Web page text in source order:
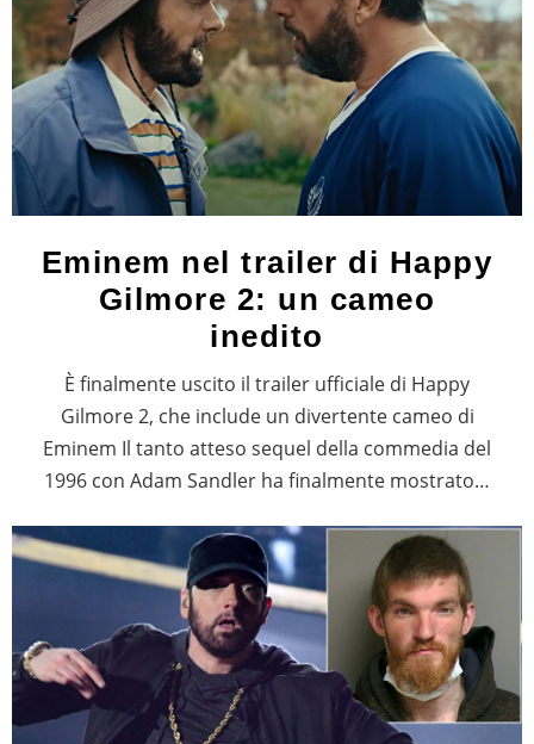
Eminem nel trailer di Happy
Gilmore 2: un cameo
inedito
È finalmente uscito il trailer ufficiale di Happy
Gilmore 2, che include un divertente cameo di
Eminem Il tanto atteso sequel della commedia del
1996 con Adam Sandler ha finalmente mostrato…